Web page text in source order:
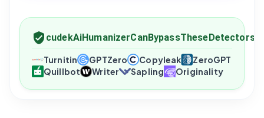
cudekAiHumanizerCanBypassTheseDetectors
Turnitin GPTZero Copyleak
ZeroGPT
Quillbot
Writer Sapling Originality